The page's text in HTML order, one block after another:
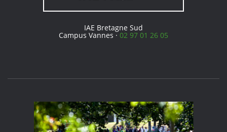
IAE Bretagne Sud
Campus Vannes ·02 97 01 26 05